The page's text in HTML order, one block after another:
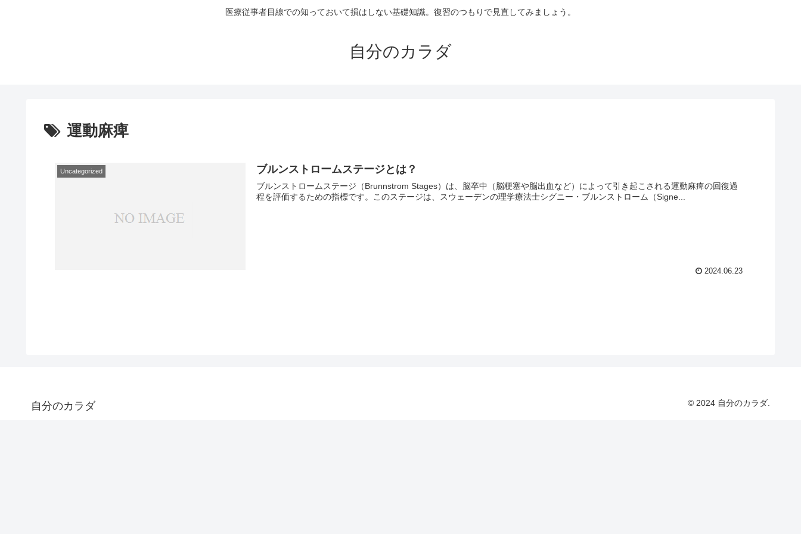
医療従事者目線での知っておいて損はしない基礎知識。復習のつもりで見直してみましょう。
自分のカラダ
運動麻痺
Uncategorized ブルンストロームステージとは？
ブルンストロームステージ（Brunnstrom Stages）は、脳卒中（脳梗塞や脳出血など）によって引き起こされる運動麻痺の回復過
程を評価するための指標です。このステージは、スウェーデンの理学療法士シグニー・ブルンストローム（Signe...
2024.06.23
自分のカラダ © 2024 自分のカラダ.